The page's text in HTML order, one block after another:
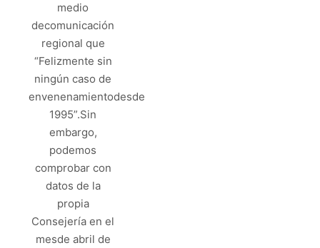
medio
decomunicación
regional que
“Felizmente sin
ningún caso de
envenenamientodesde
1995”.Sin
embargo,
podemos
comprobar con
datos de la
propia
Consejería en el
mesde abril de